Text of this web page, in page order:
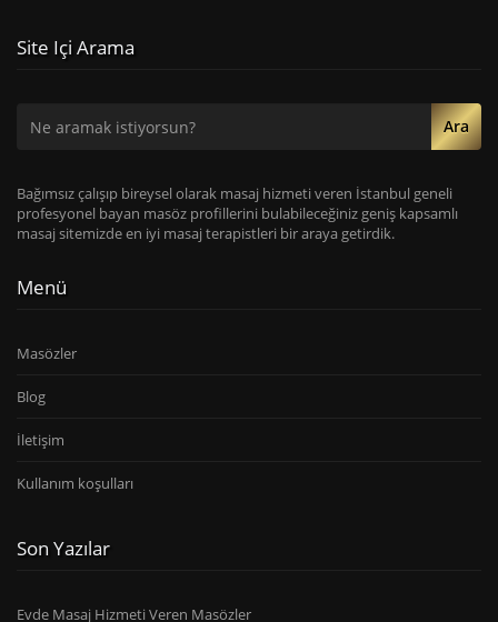
Site Içi Arama
Ara
Bağımsız çalışıp bireysel olarak masaj hizmeti veren İstanbul geneli
profesyonel bayan masöz profillerini bulabileceğiniz geniş kapsamlı
masaj sitemizde en iyi masaj terapistleri bir araya getirdik.
Menü
Masözler
Blog
İletişim
Kullanım koşulları
Son Yazılar
Evde Masaj Hizmeti Veren Masözler